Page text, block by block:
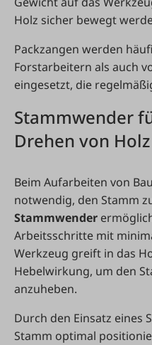
Holz sicher bewegt
Packzangen werden
Forstarbeitern als auch
eingesetzt, die
Stammwender
Drehen von Holz
Beim Aufarbeiten von
notwendig, den Stamm
Stammwender
Arbeitsschritte mit
Werkzeug greift in das
Hebelwirkung, um den
anzuheben.
Durch den Einsatz eines
Stamm optimal